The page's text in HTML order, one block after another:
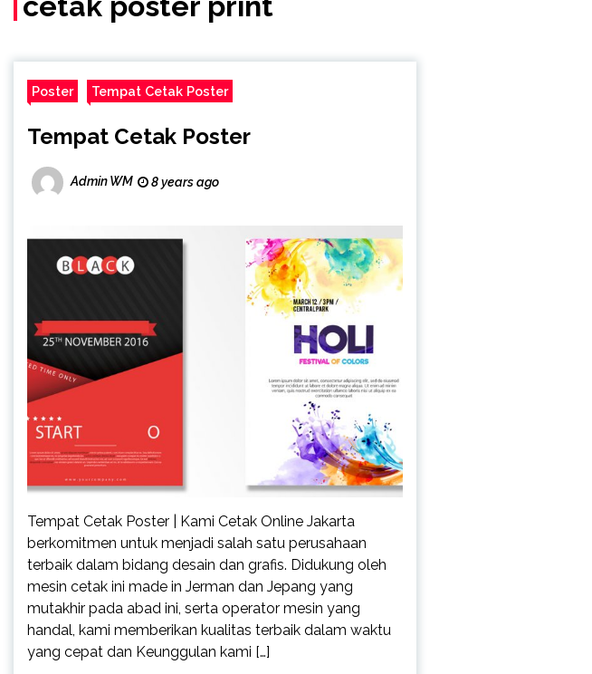
Poster Tempat Cetak Poster
Tempat Cetak Poster
Admin WM 8 years ago
Tempat Cetak Poster | Kami Cetak Online Jakarta
berkomitmen untuk menjadi salah satu perusahaan
terbaik dalam bidang desain dan grafis. Didukung oleh
mesin cetak ini made in Jerman dan Jepang yang
mutakhir pada abad ini, serta operator mesin yang
handal, kami memberikan kualitas terbaik dalam waktu
yang cepat dan Keunggulan kami […]